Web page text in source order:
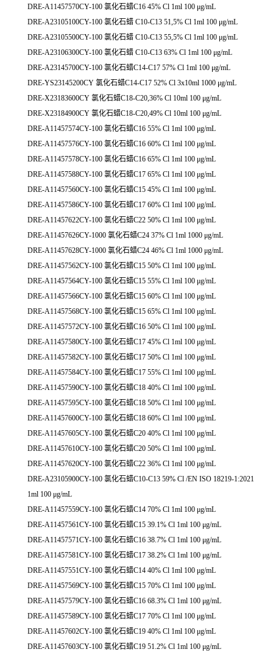
DRE-A11457570CY-100 氯化石蜡C16 45% Cl 1ml 100 μg/mL
DRE-A23105100CY-100 氯化石蜡 C10-C13 51,5% Cl 1ml 100 μg/mL
DRE-A23105500CY-100 氯化石蜡 C10-C13 55,5% Cl 1ml 100 μg/mL
DRE-A23106300CY-100 氯化石蜡 C10-C13 63% Cl 1ml 100 μg/mL
DRE-A23145700CY-100 氯化石蜡C14-C17 57% Cl 1ml 100 μg/mL
DRE-YS23145200CY 氯化石蜡C14-C17 52% Cl 3x10ml 1000 μg/mL
DRE-X23183600CY 氯化石蜡C18-C20,36% Cl 10ml 100 μg/mL
DRE-X23184900CY 氯化石蜡C18-C20,49% Cl 10ml 100 μg/mL
DRE-A11457574CY-100 氯化石蜡C16 55% Cl 1ml 100 μg/mL
DRE-A11457576CY-100 氯化石蜡C16 60% Cl 1ml 100 μg/mL
DRE-A11457578CY-100 氯化石蜡C16 65% Cl 1ml 100 μg/mL
DRE-A11457588CY-100 氯化石蜡C17 65% Cl 1ml 100 μg/mL
DRE-A11457560CY-100 氯化石蜡C15 45% Cl 1ml 100 μg/mL
DRE-A11457586CY-100 氯化石蜡C17 60% Cl 1ml 100 μg/mL
DRE-A11457622CY-100 氯化石蜡C22 50% Cl 1ml 100 μg/mL
DRE-A11457626CY-1000 氯化石蜡C24 37% Cl 1ml 1000 μg/mL
DRE-A11457628CY-1000 氯化石蜡C24 46% Cl 1ml 1000 μg/mL
DRE-A11457562CY-100 氯化石蜡C15 50% Cl 1ml 100 μg/mL
DRE-A11457564CY-100 氯化石蜡C15 55% Cl 1ml 100 μg/mL
DRE-A11457566CY-100 氯化石蜡C15 60% Cl 1ml 100 μg/mL
DRE-A11457568CY-100 氯化石蜡C15 65% Cl 1ml 100 μg/mL
DRE-A11457572CY-100 氯化石蜡C16 50% Cl 1ml 100 μg/mL
DRE-A11457580CY-100 氯化石蜡C17 45% Cl 1ml 100 μg/mL
DRE-A11457582CY-100 氯化石蜡C17 50% Cl 1ml 100 μg/mL
DRE-A11457584CY-100 氯化石蜡C17 55% Cl 1ml 100 μg/mL
DRE-A11457590CY-100 氯化石蜡C18 40% Cl 1ml 100 μg/mL
DRE-A11457595CY-100 氯化石蜡C18 50% Cl 1ml 100 μg/mL
DRE-A11457600CY-100 氯化石蜡C18 60% Cl 1ml 100 μg/mL
DRE-A11457605CY-100 氯化石蜡C20 40% Cl 1ml 100 μg/mL
DRE-A11457610CY-100 氯化石蜡C20 50% Cl 1ml 100 μg/mL
DRE-A11457620CY-100 氯化石蜡C22 36% Cl 1ml 100 μg/mL
DRE-A23105900CY-100 氯化石蜡C10-C13 59% Cl /EN ISO 18219-1:2021
1ml 100 μg/mL
DRE-A11457559CY-100 氯化石蜡C14 70% Cl 1ml 100 μg/mL
DRE-A11457561CY-100 氯化石蜡C15 39.1% Cl 1ml 100 μg/mL
DRE-A11457571CY-100 氯化石蜡C16 38.7% Cl 1ml 100 μg/mL
DRE-A11457581CY-100 氯化石蜡C17 38.2% Cl 1ml 100 μg/mL
DRE-A11457551CY-100 氯化石蜡C14 40% Cl 1ml 100 μg/mL
DRE-A11457569CY-100 氯化石蜡C15 70% Cl 1ml 100 μg/mL
DRE-A11457579CY-100 氯化石蜡C16 68.3% Cl 1ml 100 μg/mL
DRE-A11457589CY-100 氯化石蜡C17 70% Cl 1ml 100 μg/mL
DRE-A11457602CY-100 氯化石蜡C19 40% Cl 1ml 100 μg/mL
DRE-A11457603CY-100 氯化石蜡C19 51.2% Cl 1ml 100 μg/mL